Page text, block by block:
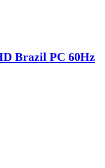
Brazil PC 60Hz